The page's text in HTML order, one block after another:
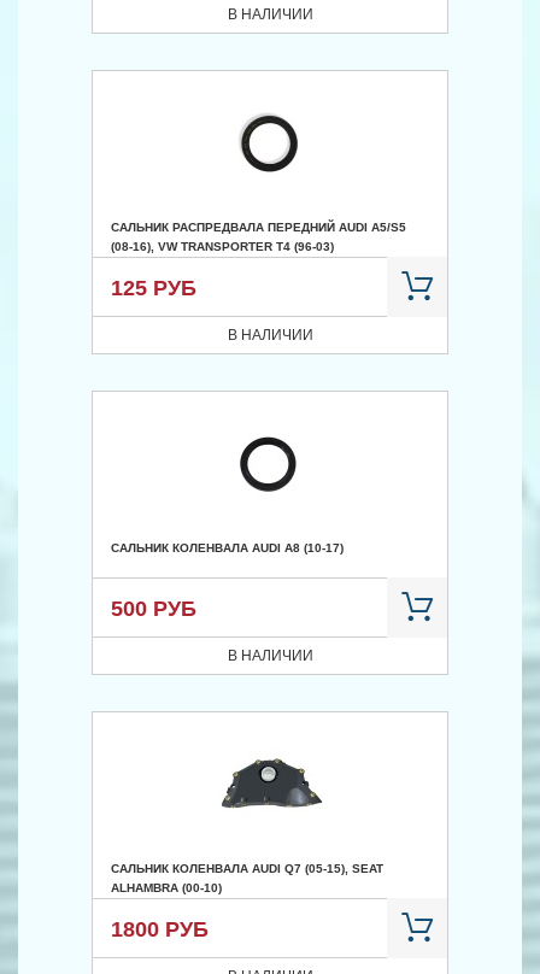
В НАЛИЧИИ
САЛЬНИК РАСПРЕДВАЛА ПЕРЕДНИЙ AUDI A5/S5
(08-16), VW TRANSPORTER T4 (96-03)
125 РУБ
В НАЛИЧИИ
САЛЬНИК КОЛЕНВАЛА AUDI A8 (10-17)
500 РУБ
В НАЛИЧИИ
САЛЬНИК КОЛЕНВАЛА AUDI Q7 (05-15), SEAT
ALHAMBRA (00-10)
1800 РУБ